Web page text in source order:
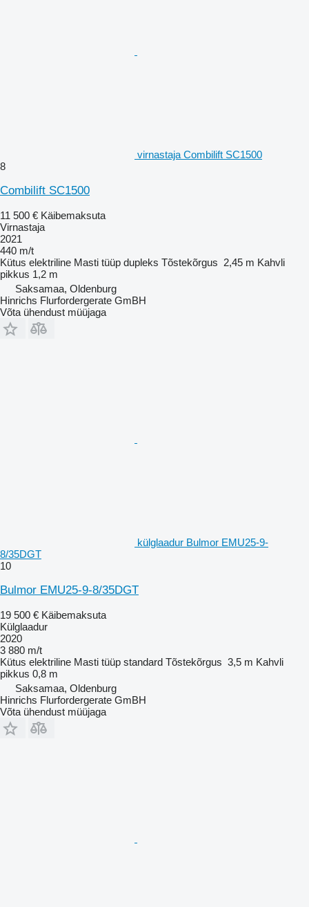
virnastaja Combilift SC1500
8
Combilift SC1500
11 500 € Käibemaksuta
Virnastaja
2021
440 m/t
Kütus elektriline Masti tüüp dupleks Tõstekõrgus 2,45 m Kahvli
pikkus 1,2 m
Saksamaa, Oldenburg
Hinrichs Flurfordergerate GmBH
Võta ühendust müüjaga
külglaadur Bulmor EMU25-9-
8/35DGT
10
Bulmor EMU25-9-8/35DGT
19 500 € Käibemaksuta
Külglaadur
2020
3 880 m/t
Kütus elektriline Masti tüüp standard Tõstekõrgus 3,5 m Kahvli
pikkus 0,8 m
Saksamaa, Oldenburg
Hinrichs Flurfordergerate GmBH
Võta ühendust müüjaga